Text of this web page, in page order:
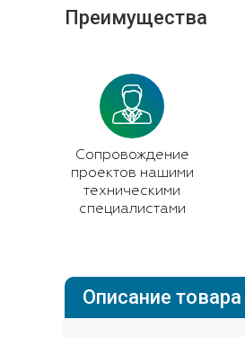
Преимущества
Сопровождение
проектов нашими
техническими
специалистами
Описание товара